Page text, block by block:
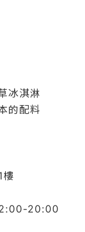
冰淇淋
的配料
樓
20:00